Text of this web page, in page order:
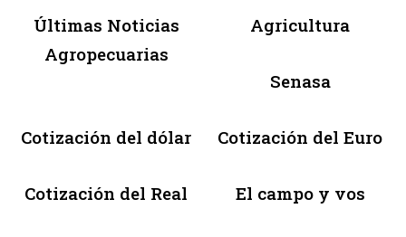
Últimas Noticias
Agropecuarias
Agricultura
Senasa
Cotización del dólar Cotización del Euro
Cotización del Real El campo y vos